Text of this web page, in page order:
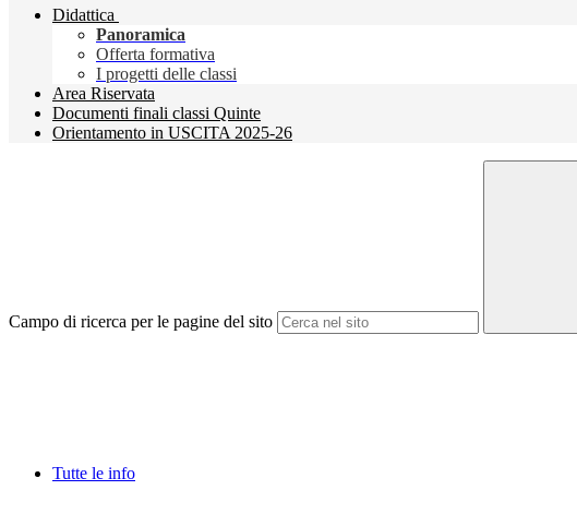
Didattica
Panoramica
Offerta formativa
I progetti delle classi
Area Riservata
Documenti finali classi Quinte
Orientamento in USCITA 2025-26
Campo di ricerca per le pagine del sito
Tutte le info